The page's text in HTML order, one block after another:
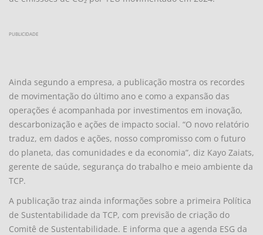
PUBLICIDADE
Ainda segundo a empresa, a publicação mostra os recordes
de movimentação do último ano e como a expansão das
operações é acompanhada por investimentos em inovação,
descarbonização e ações de impacto social. “O novo relatório
traduz, em dados e ações, nosso compromisso com o futuro
do planeta, das comunidades e da economia”, diz Kayo Zaiats,
gerente de saúde, segurança do trabalho e meio ambiente da
TCP.
A publicação traz ainda informações sobre a primeira Política
de Sustentabilidade da TCP, com previsão de criação do
Comitê de Sustentabilidade. E informa que a agenda ESG da